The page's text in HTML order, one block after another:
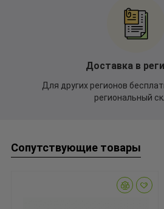
Доставка в
Для других регионов
региональный
Сопутствующие товары